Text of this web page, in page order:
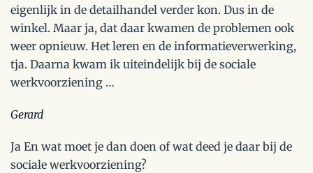
eigenlijk in de detailhandel verder kon. Dus in de
winkel. Maar ja, dat daar kwamen de problemen ook
weer opnieuw. Het leren en de informatieverwerking,
tja. Daarna kwam ik uiteindelijk bij de sociale
werkvoorziening …
Gerard
Ja En wat moet je dan doen of wat deed je daar bij de
sociale werkvoorziening?